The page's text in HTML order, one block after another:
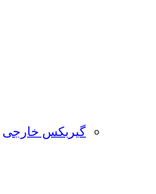
گیربکس خارجی